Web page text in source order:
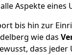
Aspekte eines
bis hin zur
wie das
dass